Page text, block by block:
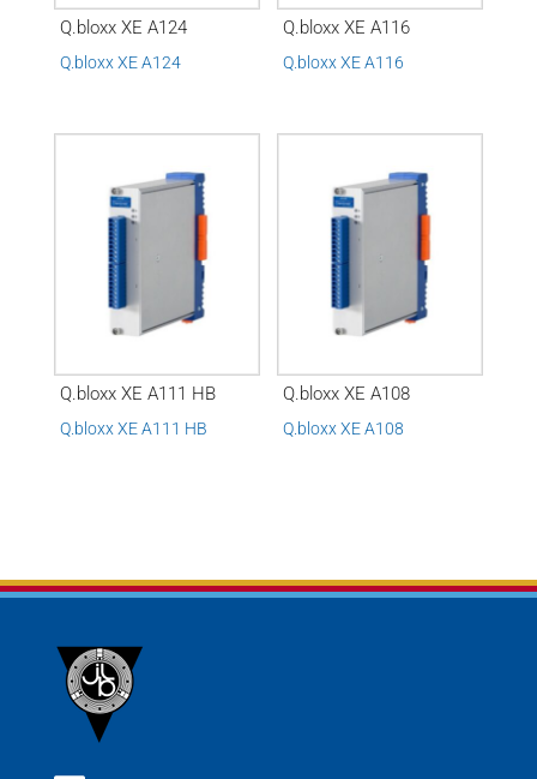
Q.bloxx XE A124
Q.bloxx XE A124
Q.bloxx XE A116
Q.bloxx XE A116
Q.bloxx XE A111 HB
Q.bloxx XE A111 HB
Q.bloxx XE A108
Q.bloxx XE A108